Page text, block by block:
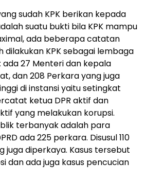
sudah KPK berikan kepada
suatu bukti bila KPK mampu
ada beberapa catatan
dilakukan KPK sebagai lembaga
ada 27 Menteri dan kepala
dan 208 Perkara yang juga
di instansi yaitu setingkat
ketua DPR aktif dan
yang melakukan korupsi.
terbanyak adalah para
ada 225 perkara. Disusul 110
juga diperkaya. Kasus tersebut
dan ada juga kasus pencucian